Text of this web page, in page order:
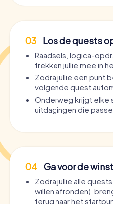
03 Los de quests
Raadsels, logica-
trekken jullie mee in
Zodra jullie een punt
volgende quest
Onderweg krijgt elke
uitdagingen die
04 Ga voor de winst
Zodra jullie alle
willen afronden),
terug naar het